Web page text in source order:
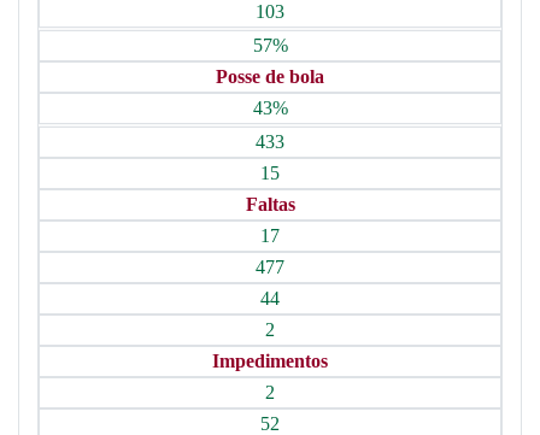
103
57%
Posse de bola
43%
433
15
Faltas
17
477
44
2
Impedimentos
2
52